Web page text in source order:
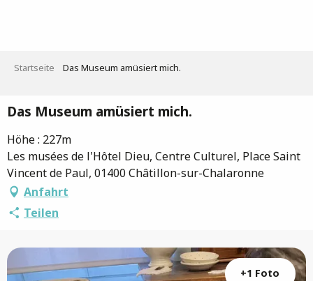
Startseite Das Museum amüsiert mich.
Das Museum amüsiert mich.
Höhe : 227m
Les musées de l'Hôtel Dieu, Centre Culturel, Place Saint
Vincent de Paul, 01400 Châtillon-sur-Chalaronne
Anfahrt
Teilen
+1 Foto